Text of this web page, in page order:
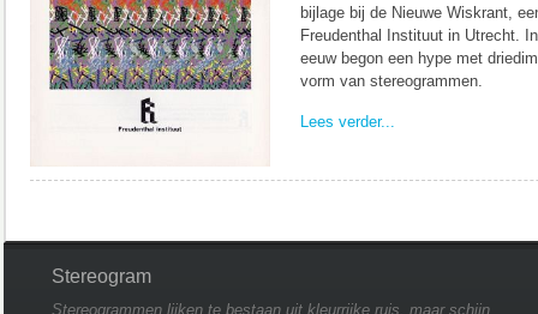
bijlage bij de Nieuwe Wiskrant,
Freudenthal Instituut in Utrecht.
eeuw begon een hype met
vorm van stereogrammen.
Lees verder...
Stereogram
Stereogrammen lijken te bestaan uit kleurrijke ruis, maar schijn